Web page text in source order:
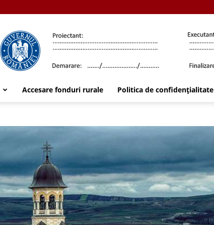
Accesare fonduri rurale Politica de confidențialitate